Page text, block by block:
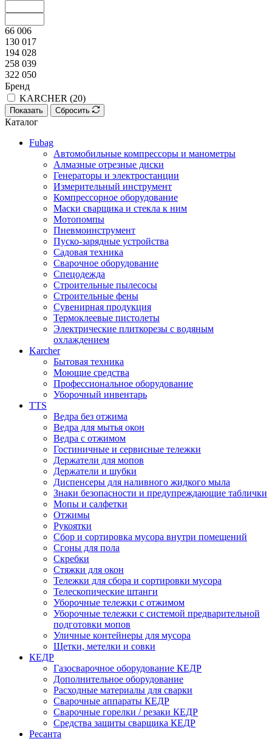
66 006
130 017
194 028
258 039
322 050
Бренд
KARCHER (20)
Показать Сбросить
Каталог
Fubag
Автомобильные компрессоры и манометры
Алмазные отрезные диски
Генераторы и электростанции
Измерительный инструмент
Компрессорное оборудование
Маски сварщика и стекла к ним
Мотопомпы
Пневмоинструмент
Пуско-зарядные устройства
Садовая техника
Сварочное оборудование
Спецодежда
Строительные пылесосы
Строительные фены
Сувенирная продукция
Термоклеевые пистолеты
Электрические плиткорезы с водяным
охлаждением
Karcher
Бытовая техника
Моющие средства
Профессиональное оборудование
Уборочный инвентарь
TTS
Ведра без отжима
Ведра для мытья окон
Ведра с отжимом
Гостиничные и сервисные тележки
Держатели для мопов
Держатели и шубки
Диспенсеры для наливного жидкого мыла
Знаки безопасности и предупреждающие таблички
Мопы и салфетки
Отжимы
Рукоятки
Сбор и сортировка мусора внутри помещений
Сгоны для пола
Скребки
Стяжки для окон
Тележки для сбора и сортировки мусора
Телескопические штанги
Уборочные тележки с отжимом
Уборочные тележки с системой предварительной
подготовки мопов
Уличные контейнеры для мусора
Щетки, метелки и совки
КЕДР
Газосварочное оборудование КЕДР
Дополнительное оборудование
Расходные материалы для сварки
Сварочные аппараты КЕДР
Сварочные горелки / резаки КЕДР
Средства защиты сварщика КЕДР
Ресанта